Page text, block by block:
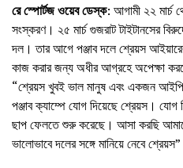
রে স্পোর্টজ ওয়েব ডেস্ক: আগামী ২২
সংস্করণ। ২৫ মার্চ গুজরাট টাইটানসের
দল। তার আগে পঞ্জাব দলে শ্রেয়স
কাজ করার জন্য অধীর আগ্রহে অপেক্ষা
“শ্রেয়স খুবই ভাল মানুষ এবং একজন
পঞ্জাব ক্যাম্পে যোগ দিয়েছে শ্রেয়স।
ছাপ ফেলতে শুরু করেছে। আসা করছি
ভালোভাবে দলের সঙ্গে মানিয়ে নেবে